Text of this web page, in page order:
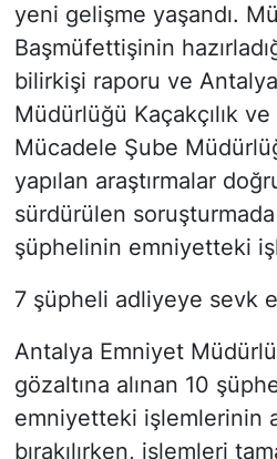
yeni gelişme yaşandı.
Başmüfettişinin
bilirkişi raporu ve
Müdürlüğü Kaçakçılık
Mücadele Şube
yapılan araştırmalar
sürdürülen soruşturmada
şüphelinin emniyetteki
7 şüpheli adliyeye sevk
Antalya Emniyet
gözaltına alınan 10
emniyetteki işlemlerinin
bırakılırken, işlemleri